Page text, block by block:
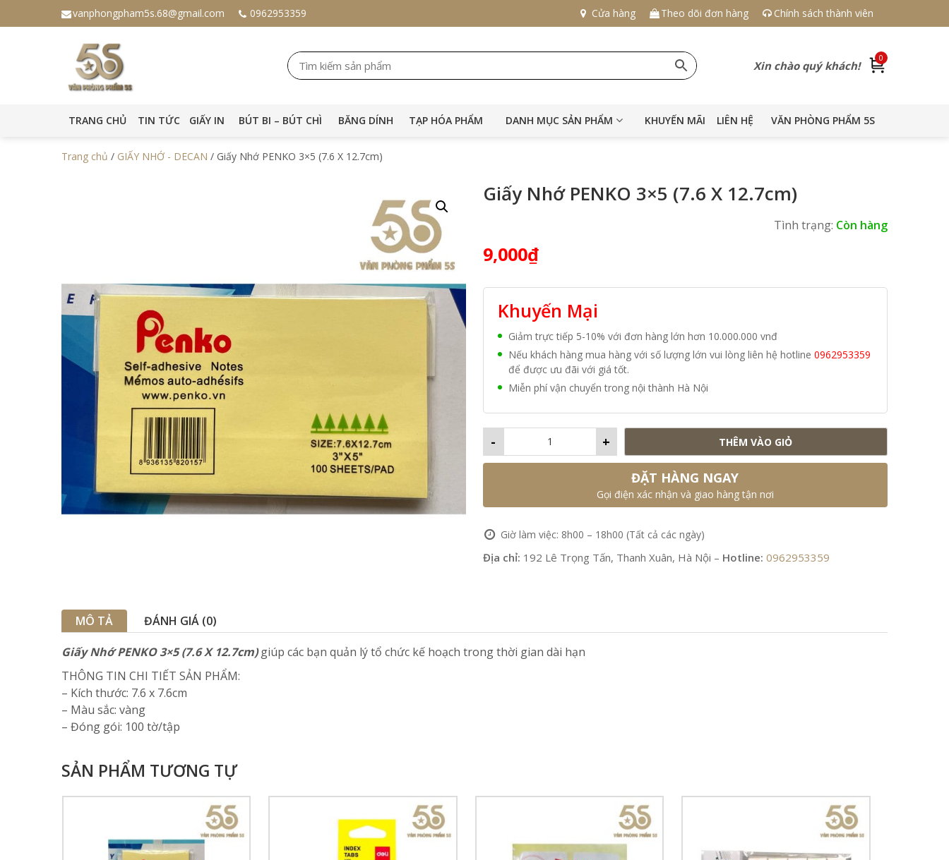
vanphongpham5s.68@gmail.com 0962953359 Cửa hàng Theo dõi đơn hàng Chính sách thành viên
Xin chào quý khách!
0
TRANG CHỦ TIN TỨC GIẤY IN BÚT BI – BÚT CHÌ BĂNG DÍNH TẠP HÓA PHẨM DANH MỤC SẢN PHẨM KHUYẾN MÃI LIÊN HỆ VĂN PHÒNG PHẨM 5S
Trang chủ / GIẤY NHỚ - DECAN / Giấy Nhớ PENKO 3×5 (7.6 X 12.7cm)
Giấy Nhớ PENKO 3×5 (7.6 X 12.7cm)
Tình trạng: Còn hàng
9,000₫
Khuyến Mại
Giảm trực tiếp 5-10% với đơn hàng lớn hơn 10.000.000 vnđ
Nếu khách hàng mua hàng với số lượng lớn vui lòng liên hệ hotline 0962953359
để được ưu đãi với giá tốt.
Miễn phí vận chuyển trong nội thành Hà Nội
+
- THÊM VÀO GIỎ
ĐẶT HÀNG NGAY
Gọi điện xác nhận và giao hàng tận nơi
Giờ làm việc: 8h00 – 18h00 (Tất cả các ngày)
Địa chỉ: 192 Lê Trọng Tấn, Thanh Xuân, Hà Nội – Hotline: 0962953359
MÔ TẢ
ĐÁNH GIÁ (0)
Giấy Nhớ PENKO 3×5 (7.6 X 12.7cm)giúp các bạn quản lý tổ chức kế hoạch trong thời gian dài hạn
THÔNG TIN CHI TIẾT SẢN PHẨM:
– Kích thước: 7.6 x 7.6cm
– Màu sắc: vàng
– Đóng gói: 100 tờ/tập
SẢN PHẨM TƯƠNG TỰ